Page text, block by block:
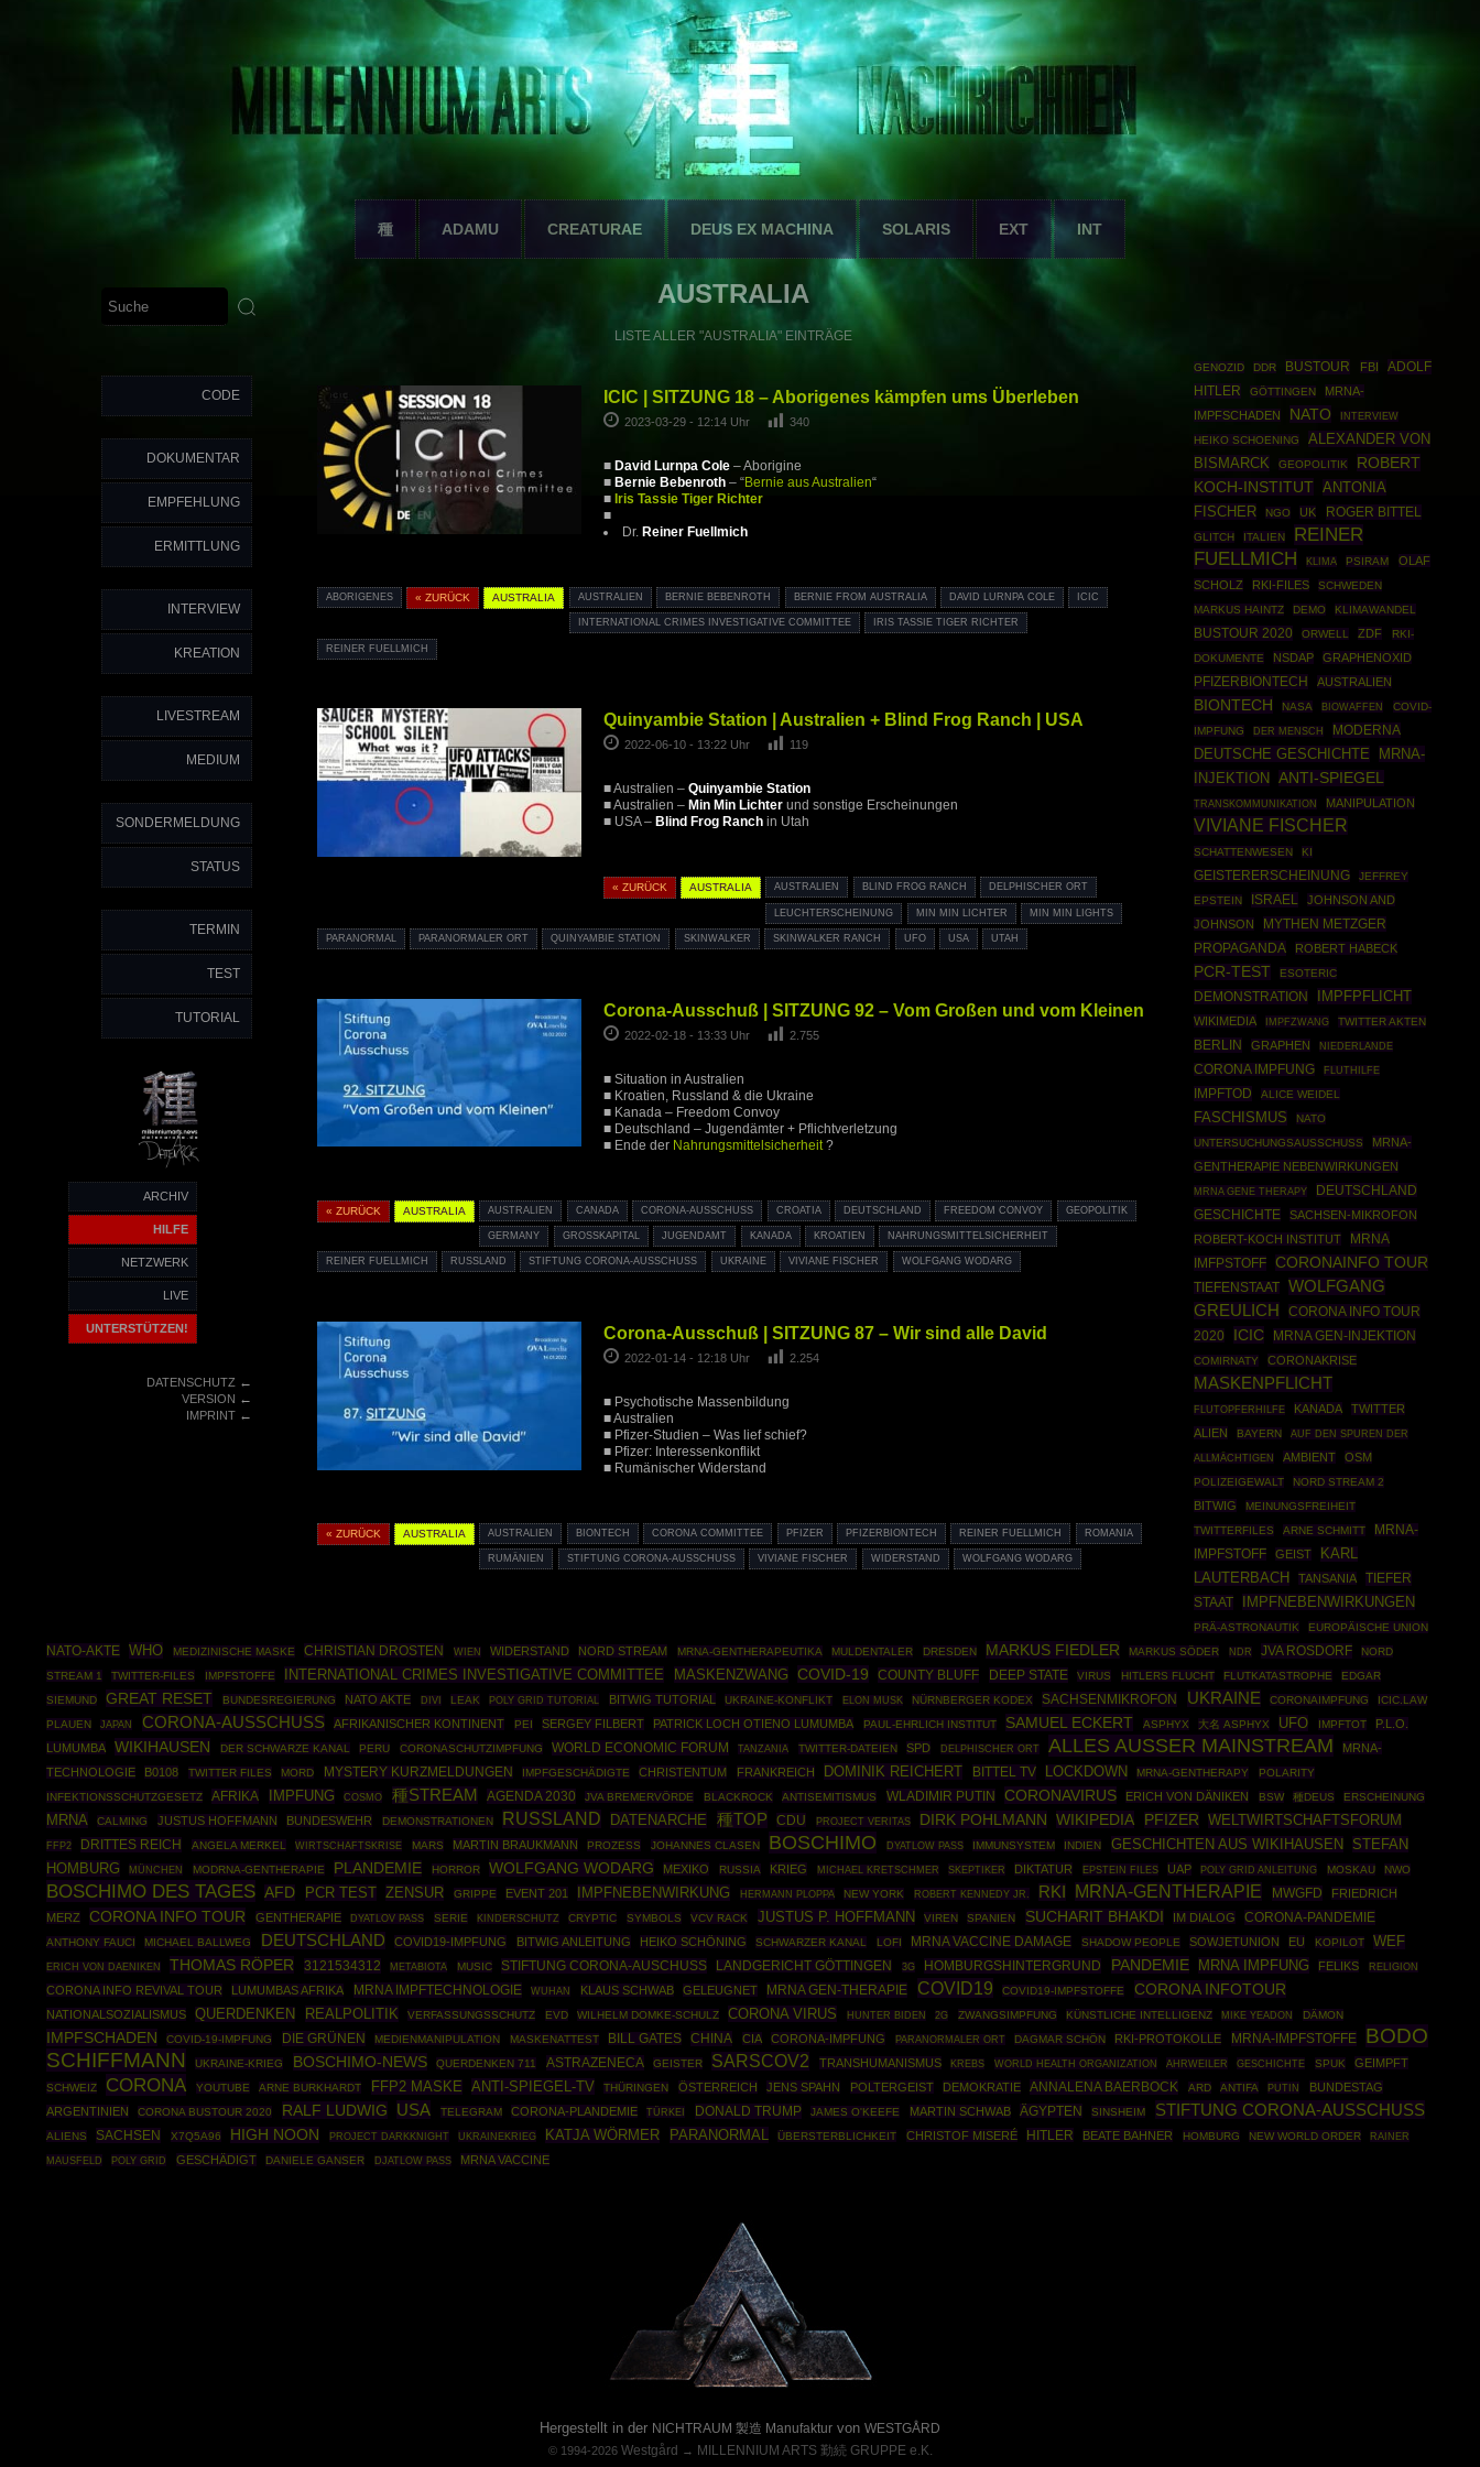
種 ADAMU CREATURAE DEUS EX MACHINA SOLARIS EXT INT
CODE
DOKUMENTAR
EMPFEHLUNG
ERMITTLUNG
INTERVIEW
KREATION
LIVESTREAM
MEDIUM
SONDERMELDUNG
STATUS
TERMIN
TEST
TUTORIAL
ARCHIV
HILFE
NETZWERK
LIVE
UNTERSTÜTZEN!
DATENSCHUTZ←
VERSION ←
IMPRINT←
AUSTRALIA
LISTE ALLER "AUSTRALIA" EINTRÄGE
ICIC | SITZUNG 18 – Aborigenes kämpfen ums Überleben
2023-03-29 - 12:14 Uhr 340
■ David Lurnpa Cole– Aborigine
■ Bernie Bebenroth– “Bernie aus Australien“
■ Iris Tassie Tiger Richter
■
Dr. Reiner Fuellmich
ABORIGENES « ZURÜCK AUSTRALIA AUSTRALIEN BERNIE BEBENROTH BERNIE FROM AUSTRALIA DAVID LURNPA COLE ICIC
INTERNATIONAL CRIMES INVESTIGATIVE COMMITTEE IRIS TASSIE TIGER RICHTER
REINER FUELLMICH
Quinyambie Station | Australien + Blind Frog Ranch | USA
2022-06-10 - 13:22 Uhr 119
■ Australien – Quinyambie Station
■ Australien – Min Min Lichterund sonstige Erscheinungen
■ USA – Blind Frog Ranchin Utah
« ZURÜCK AUSTRALIA AUSTRALIEN BLIND FROG RANCH DELPHISCHER ORT
LEUCHTERSCHEINUNG MIN MIN LICHTER MIN MIN LIGHTS
PARANORMAL PARANORMALER ORT QUINYAMBIE STATION SKINWALKER SKINWALKER RANCH UFO USA UTAH
Corona-Ausschuß | SITZUNG 92 – Vom Großen und vom Kleinen
2022-02-18 - 13:33 Uhr 2.755
■ Situation in Australien
■ Kroatien, Russland & die Ukraine
■ Kanada – Freedom Convoy
■ Deutschland – Jugendämter + Pflichtverletzung
■ Ende der Nahrungsmittelsicherheit?
« ZURÜCK AUSTRALIA AUSTRALIEN CANADA CORONA-AUSSCHUSS CROATIA DEUTSCHLAND FREEDOM CONVOY GEOPOLITIK
GERMANY GROSSKAPITAL JUGENDAMT KANADA KROATIEN NAHRUNGSMITTELSICHERHEIT
REINER FUELLMICH RUSSLAND STIFTUNG CORONA-AUSSCHUSS UKRAINE VIVIANE FISCHER WOLFGANG WODARG
Corona-Ausschuß | SITZUNG 87 – Wir sind alle David
2022-01-14 - 12:18 Uhr 2.254
■ Psychotische Massenbildung
■ Australien
■ Pfizer-Studien – Was lief schief?
■ Pfizer: Interessenkonflikt
■ Rumänischer Widerstand
« ZURÜCK AUSTRALIA AUSTRALIEN BIONTECH CORONA COMMITTEE PFIZER PFIZERBIONTECH REINER FUELLMICH ROMANIA
RUMÄNIEN STIFTUNG CORONA-AUSSCHUSS VIVIANE FISCHER WIDERSTAND WOLFGANG WODARG
GENOZID DDR BUSTOUR FBI
ADOLF
HITLER
GÖTTINGEN
MRNA-
IMPFSCHADEN
NATO INTERVIEW
HEIKO SCHOENING
ALEXANDER VON
BISMARCK
GEOPOLITIK
ROBERT
KOCH-INSTITUT
ANTONIA
FISCHER
NGO UK ROGER BITTEL
GLITCH ITALIEN
REINER
FUELLMICH
KLIMA PSIRAM
OLAF
SCHOLZ
RKI-FILES
SCHWEDEN
MARKUS HAINTZ
DEMO KLIMAWANDEL
BUSTOUR 2020 ORWELL ZDF
RKI-
DOKUMENTE
NSDAP GRAPHENOXID
PFIZERBIONTECH AUSTRALIEN
BIONTECH NASA BIOWAFFEN
COVID-
IMPFUNG
DER MENSCH MODERNA
DEUTSCHE GESCHICHTE
MRNA-
INJEKTION
ANTI-SPIEGEL
TRANSKOMMUNIKATION MANIPULATION
VIVIANE FISCHER
SCHATTENWESEN KI
GEISTERERSCHEINUNG
JEFFREY
EPSTEIN
ISRAEL
JOHNSON AND
JOHNSON
MYTHEN METZGER
PROPAGANDA
ROBERT HABECK
PCR-TEST ESOTERIC
DEMONSTRATION IMPFPFLICHT
WIKIMEDIA IMPFZWANG TWITTER AKTEN
BERLIN GRAPHEN NIEDERLANDE
CORONA IMPFUNG FLUTHILFE
IMPFTOD ALICE WEIDEL
FASCHISMUS
NATO
UNTERSUCHUNGSAUSSCHUSS
MRNA-
GENTHERAPIE NEBENWIRKUNGEN
MRNA GENE THERAPY
DEUTSCHLAND
GESCHICHTE
SACHSEN-MIKROFON
ROBERT-KOCH INSTITUT
MRNA
IMFPSTOFF
CORONAINFO TOUR
TIEFENSTAAT
WOLFGANG
GREULICH
CORONA INFO TOUR
2020
ICIC MRNA GEN-INJEKTION
COMIRNATY CORONAKRISE
MASKENPFLICHT
FLUTOPFERHILFE KANADA
TWITTER
ALIEN
BAYERN AUF DEN SPUREN DER
ALLMÄCHTIGEN AMBIENT OSM
POLIZEIGEWALT NORD STREAM 2
BITWIG
MEINUNGSFREIHEIT
TWITTERFILES
ARNE SCHMITT
MRNA-
IMPFSTOFF
GEIST
KARL
LAUTERBACH
TANSANIA
TIEFER
STAAT
IMPFNEBENWIRKUNGEN
PRÄ-ASTRONAUTIK EUROPÄISCHE UNION
NATO-AKTE WHO MEDIZINISCHE MASKE CHRISTIAN DROSTEN WIEN WIDERSTAND NORD STREAM MRNA-GENTHERAPEUTIKA MULDENTALER DRESDEN MARKUS FIEDLER MARKUS SÖDER NDR JVA ROSDORF
NORD
STREAM 1
TWITTER-FILES IMPFSTOFFE INTERNATIONAL CRIMES INVESTIGATIVE COMMITTEE MASKENZWANG COVID-19 COUNTY BLUFF DEEP STATE VIRUS HITLERS FLUCHT FLUTKATASTROPHE
EDGAR
SIEMUND
GREAT RESET BUNDESREGIERUNG NATO AKTE DIVI LEAK POLY GRID TUTORIAL BITWIG TUTORIAL UKRAINE-KONFLIKT ELON MUSK NÜRNBERGER KODEX SACHSENMIKROFON UKRAINE CORONAIMPFUNG
ICIC.LAW
PLAUEN
JAPAN CORONA-AUSSCHUSS AFRIKANISCHER KONTINENT PEI SERGEY FILBERT PATRICK LOCH OTIENO LUMUMBA PAUL-EHRLICH INSTITUT SAMUEL ECKERT ASPHYX 大名 ASPHYX UFO IMPFTOT
P.L.O.
LUMUMBA
WIKIHAUSEN DER SCHWARZE KANAL PERU CORONASCHUTZIMPFUNG WORLD ECONOMIC FORUM TANZANIA TWITTER-DATEIEN SPD DELPHISCHER ORT ALLES AUSSER MAINSTREAM
MRNA-
TECHNOLOGIE
B0108 TWITTER FILES MORD MYSTERY KURZMELDUNGEN IMPFGESCHÄDIGTE CHRISTENTUM FRANKREICH DOMINIK REICHERT BITTEL TV LOCKDOWN MRNA-GENTHERAPY
POLARITY
INFEKTIONSSCHUTZGESETZ
AFRIKA IMPFUNG COSMO 種STREAM AGENDA 2030 JVA BREMERVÖRDE BLACKROCK ANTISEMITISMUS WLADIMIR PUTIN CORONAVIRUS ERICH VON DÄNIKEN BSW 種DEUS ERSCHEINUNG
MRNA CALMING JUSTUS HOFFMANN BUNDESWEHR DEMONSTRATIONEN RUSSLAND DATENARCHE 種TOP CDU PROJECT VERITAS DIRK POHLMANN WIKIPEDIA PFIZER WELTWIRTSCHAFTSFORUM
FFP2 DRITTES REICH ANGELA MERKEL WIRTSCHAFTSKRISE MARS MARTIN BRAUKMANN PROZESS JOHANNES CLASEN BOSCHIMO DYATLOW PASS IMMUNSYSTEM INDIEN GESCHICHTEN AUS WIKIHAUSEN
STEFAN
HOMBURG
MÜNCHEN MODRNA-GENTHERAPIE PLANDEMIE HORROR WOLFGANG WODARG MEXIKO RUSSIA KRIEG MICHAEL KRETSCHMER SKEPTIKER DIKTATUR EPSTEIN FILES UAP POLY GRID ANLEITUNG MOSKAU NWO
BOSCHIMO DES TAGES AFD PCR TEST ZENSUR GRIPPE EVENT 201 IMPFNEBENWIRKUNG HERMANN PLOPPA NEW YORK ROBERT KENNEDY JR. RKI MRNA-GENTHERAPIE MWGFD
FRIEDRICH
MERZ
CORONA INFO TOUR GENTHERAPIE DYATLOV PASS SERIE KINDERSCHUTZ CRYPTIC SYMBOLS VCV RACK JUSTUS P. HOFFMANN VIREN SPANIEN SUCHARIT BHAKDI IM DIALOG CORONA-PANDEMIE
ANTHONY FAUCI MICHAEL BALLWEG DEUTSCHLAND COVID19-IMPFUNG BITWIG ANLEITUNG HEIKO SCHÖNING SCHWARZER KANAL LOFI MRNA VACCINE DAMAGE SHADOW PEOPLE SOWJETUNION EU KOPILOT WEF
ERICH VON DAENIKEN THOMAS RÖPER 3121534312 METABIOTA MUSIC STIFTUNG CORONA-AUSCHUSS LANDGERICHT GÖTTINGEN 3G HOMBURGSHINTERGRUND PANDEMIE MRNA IMPFUNG FELIKS RELIGION
CORONA INFO REVIVAL TOUR LUMUMBAS AFRIKA MRNA IMPFTECHNOLOGIE WUHAN KLAUS SCHWAB GELEUGNET MRNA GEN-THERAPIE COVID19 COVID19-IMPFSTOFFE CORONA INFOTOUR
NATIONALSOZIALISMUS QUERDENKEN REALPOLITIK VERFASSUNGSSCHUTZ EVD WILHELM DOMKE-SCHULZ CORONA VIRUS HUNTER BIDEN 2G ZWANGSIMPFUNG KÜNSTLICHE INTELLIGENZ MIKE YEADON DÄMON
IMPFSCHADEN COVID-19-IMPFUNG DIE GRÜNEN MEDIENMANIPULATION MASKENATTEST BILL GATES CHINA CIA CORONA-IMPFUNG PARANORMALER ORT DAGMAR SCHÖN RKI-PROTOKOLLE MRNA-IMPFSTOFFE
BODO
SCHIFFMANN
UKRAINE-KRIEG BOSCHIMO-NEWS QUERDENKEN 711 ASTRAZENECA GEISTER SARSCOV2 TRANSHUMANISMUS KREBS WORLD HEALTH ORGANIZATION AHRWEILER GESCHICHTE SPUK GEIMPFT
SCHWEIZ CORONA YOUTUBE ARNE BURKHARDT FFP2 MASKE ANTI-SPIEGEL-TV THÜRINGEN ÖSTERREICH JENS SPAHN POLTERGEIST DEMOKRATIE ANNALENA BAERBOCK ARD ANTIFA PUTIN
BUNDESTAG
ARGENTINIEN
CORONA BUSTOUR 2020 RALF LUDWIG USA TELEGRAM CORONA-PLANDEMIE TÜRKEI DONALD TRUMP JAMES O'KEEFE MARTIN SCHWAB ÄGYPTEN SINSHEIM STIFTUNG CORONA-AUSSCHUSS
ALIENS SACHSEN X7Q5A96 HIGH NOON PROJECT DARKKNIGHT UKRAINEKRIEG KATJA WÖRMER PARANORMAL ÜBERSTERBLICHKEIT CHRISTOF MISERÉ HITLER BEATE BAHNER HOMBURG NEW WORLD ORDER
RAINER
MAUSFELD
POLY GRID GESCHÄDIGT DANIELE GANSER DJATLOW PASS MRNA VACCINE
Hergestellt in der NICHTRAUM 製造 Manufaktur von WESTGÅRD
© 1994-2026 Westgård → MILLENNIUM ARTS 勤続 GRUPPE e.K.
Powered By :